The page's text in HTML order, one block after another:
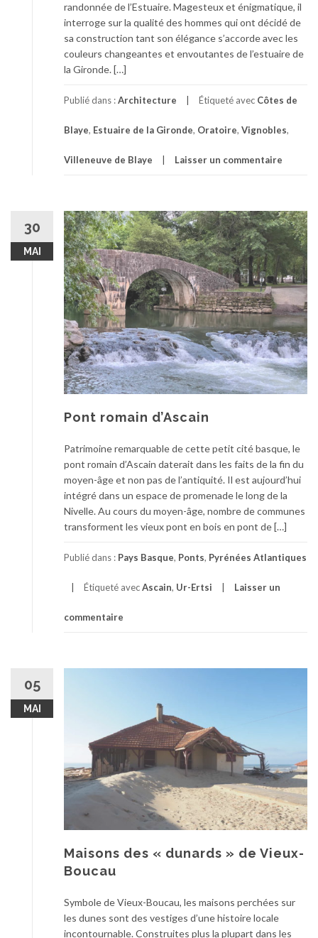
randonnée de l’Estuaire. Magesteux et énigmatique, il
interroge sur la qualité des hommes qui ont décidé de
sa construction tant son élégance s’accorde avec les
couleurs changeantes et envoutantes de l’estuaire de
la Gironde. […]
Publié dans :Architecture Étiqueté avec Côtes de
Blaye, Estuaire de la Gironde, Oratoire, Vignobles,
Villeneuve de Blaye Laisser un commentaire
30
MAI
Pont romain d’Ascain
Patrimoine remarquable de cette petit cité basque, le
pont romain d’Ascain daterait dans les faits de la fin du
moyen-âge et non pas de l’antiquité. Il est aujourd’hui
intégré dans un espace de promenade le long de la
Nivelle. Au cours du moyen-âge, nombre de communes
transforment les vieux pont en bois en pont de […]
Publié dans : Pays Basque, Ponts, Pyrénées Atlantiques
Étiqueté avecAscain, Ur-Ertsi Laisser un
commentaire
05
MAI
Maisons des « dunards » de Vieux-
Boucau
Symbole de Vieux-Boucau, les maisons perchées sur
les dunes sont des vestiges d’une histoire locale
incontournable. Construites plus la plupart dans les